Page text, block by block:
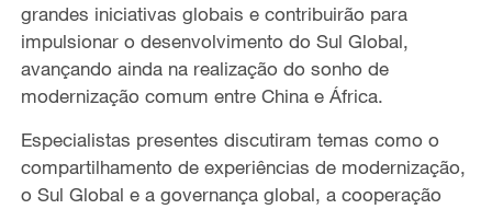
grandes iniciativas globais e contribuirão para
impulsionar o desenvolvimento do Sul Global,
avançando ainda na realização do sonho de
modernização comum entre China e África.
Especialistas presentes discutiram temas como o
compartilhamento de experiências de modernização,
o Sul Global e a governança global, a cooperação